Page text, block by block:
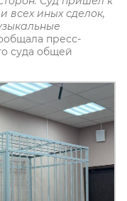
всех иных сделок,
пресс-
суда общей